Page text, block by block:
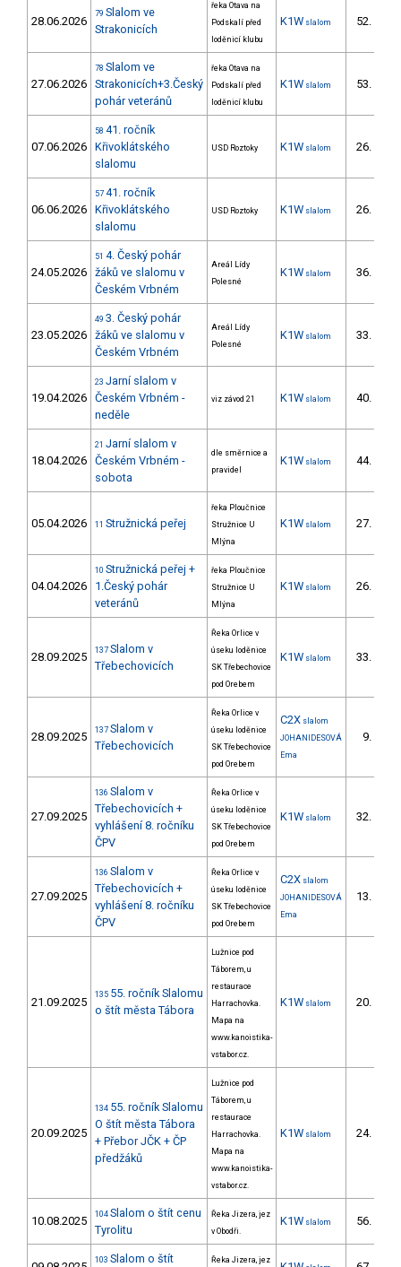
28.06.2026
79 Slalom ve
Strakonicích
řeka Otava na
Podskalí před
loděnicí klubu
K1W slalom 52.
27.06.2026
78 Slalom ve
Strakonicích+3.Český
pohár veteránů
řeka Otava na
Podskalí před
loděnicí klubu
K1W slalom 53.
07.06.2026
58 41. ročník
Křivoklátského
slalomu
USD Roztoky K1W slalom 26.
06.06.2026
57 41. ročník
Křivoklátského
slalomu
USD Roztoky K1W slalom 26.
24.05.2026
51 4. Český pohár
žáků ve slalomu v
Českém Vrbném
Areál Lídy
Polesné
K1W slalom 36.
23.05.2026
49 3. Český pohár
žáků ve slalomu v
Českém Vrbném
Areál Lídy
Polesné
K1W slalom 33.
19.04.2026
23 Jarní slalom v
Českém Vrbném -
neděle
viz závod 21 K1W slalom 40.
18.04.2026
21 Jarní slalom v
Českém Vrbném -
sobota
dle směrnice a
pravidel
K1W slalom 44.
05.04.2026 11 Stružnická peřej
řeka Ploučnice
Stružnice U
Mlýna
K1W slalom 27.
04.04.2026
10 Stružnická peřej +
1.Český pohár
veteránů
řeka Ploučnice
Stružnice U
Mlýna
K1W slalom 26.
28.09.2025 137 Slalom v
Třebechovicích
Řeka Orlice v
úseku loděnice
SK Třebechovice
pod Orebem
K1W slalom 33.
28.09.2025 137 Slalom v
Třebechovicích
Řeka Orlice v
úseku loděnice
SK Třebechovice
pod Orebem
C2X slalom
JOHANIDESOVÁ
Ema
9.
27.09.2025
136 Slalom v
Třebechovicích +
vyhlášení 8. ročníku
ČPV
Řeka Orlice v
úseku loděnice
SK Třebechovice
pod Orebem
K1W slalom 32.
27.09.2025
136 Slalom v
Třebechovicích +
vyhlášení 8. ročníku
ČPV
Řeka Orlice v
úseku loděnice
SK Třebechovice
pod Orebem
C2X slalom
JOHANIDESOVÁ
Ema
13.
21.09.2025
135 55. ročník Slalomu
o štít města Tábora
Lužnice pod
Táborem, u
restaurace
Harrachovka.
Mapa na
www.kanoistika-
vstabor.cz.
K1W slalom 20.
20.09.2025
134 55. ročník Slalomu
O štít města Tábora
+ Přebor JČK + ČP
předžáků
Lužnice pod
Táborem, u
restaurace
Harrachovka.
Mapa na
www.kanoistika-
vstabor.cz.
K1W slalom 24.
10.08.2025 104 Slalom o štít cenu
Tyrolitu
Řeka Jizera, jez
v Obodři.
K1W slalom 56.
103 Slalom o štít Řeka Jizera, jez